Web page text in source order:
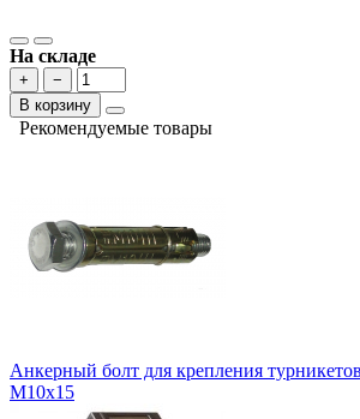
На складе
+
−
В корзину
Рекомендуемые товары
Анкерный болт для крепления
M10х15